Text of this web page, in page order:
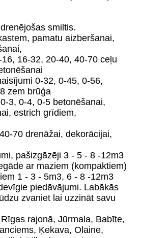
smiltis.
pamatu aizberšanai,
16-32, 20-40, 40-70 ceļu
0-32, 0-45, 0-56,
zem brūģa
3, 0-4, 0-5 betonēšanai,
estrich grīdiem,
70 drenāžai, dekorācijai,
pašizgāzēji 3 - 5 - 8 -12m3
ar maziem (kompaktiem)
1 - 3 - 5m3, 6 - 8 -12m3
piedāvājumi. Labākās
zvaniet lai uzzināt savu
rajonā, Jūrmala, Babīte,
Ķekava, Olaine,